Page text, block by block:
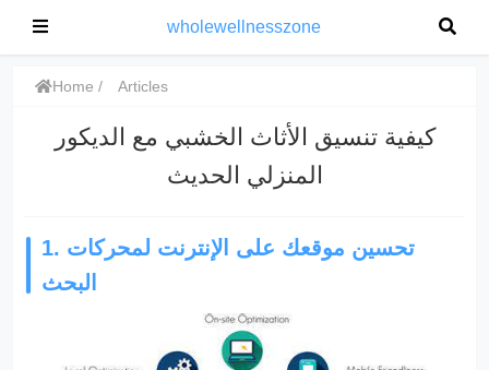
wholewellnesszone
Home Articles
كيفية تنسيق الأثاث الخشبي مع الديكور
المنزلي الحديث
1. تحسين موقعك على الإنترنت لمحركات
البحث